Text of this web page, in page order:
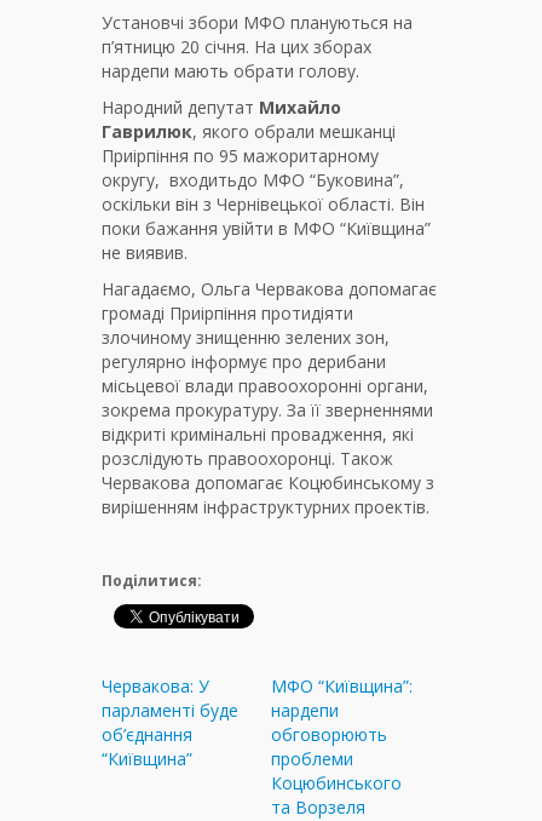
Установчі збори МФО плануються на
п’ятницю 20 січня. На цих зборах
нардепи мають обрати голову.
Народний депутат Михайло
Гаврилюк, якого обрали мешканці
Приірпіння по 95 мажоритарному
округу, входитьдо МФО “Буковина”,
оскільки він з Чернівецької області. Він
поки бажання увійти в МФО “Київщина”
не виявив.
Нагадаємо, Ольга Червакова допомагає
громаді Приірпіння протидіяти
злочиному знищенню зелених зон,
регулярно інформує про дерибани
місьцевої влади правоохоронні органи,
зокрема прокуратуру. За її зверненнями
відкриті кримінальні провадження, які
розслідують правоохоронці. Також
Червакова допомагає Коцюбинському з
вирішенням інфраструктурних проектів.
Поділитися:
Червакова: У
парламенті буде
об’єднання
“Київщина”
МФО “Київщина”:
нардепи
обговорюють
проблеми
Коцюбинського
та Ворзеля